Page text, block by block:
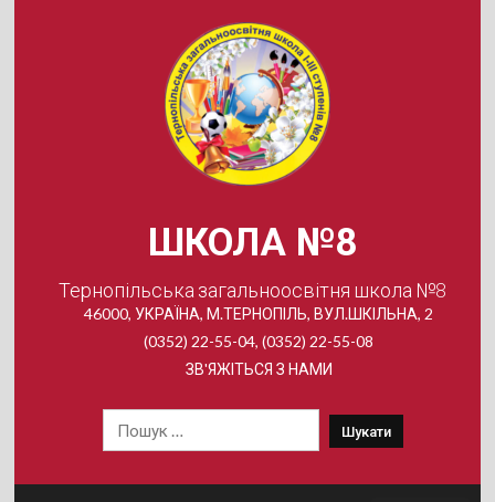
ШКОЛА №8
Тернопільська загальноосвітня школа №8
46000, УКРАЇНА, М.ТЕРНОПІЛЬ, ВУЛ.ШКІЛЬНА, 2
(0352) 22-55-04, (0352) 22-55-08
ЗВ'ЯЖІТЬСЯ З НАМИ